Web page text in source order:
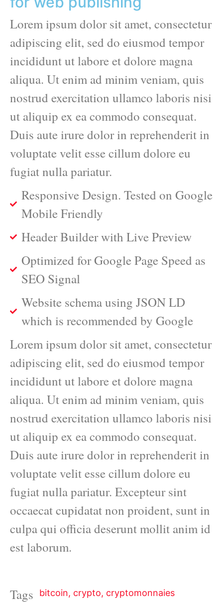
Lorem ipsum dolor sit amet, consectetur
adipiscing elit, sed do eiusmod tempor
incididunt ut labore et dolore magna
aliqua. Ut enim ad minim veniam, quis
nostrud exercitation ullamco laboris nisi
ut aliquip ex ea commodo consequat.
Duis aute irure dolor in reprehenderit in
voluptate velit esse cillum dolore eu
fugiat nulla pariatur.
Responsive Design. Tested on Google
Mobile Friendly
Header Builder with Live Preview
Optimized for Google Page Speed as
SEO Signal
Website schema using JSON LD
which is recommended by Google
Lorem ipsum dolor sit amet, consectetur
adipiscing elit, sed do eiusmod tempor
incididunt ut labore et dolore magna
aliqua. Ut enim ad minim veniam, quis
nostrud exercitation ullamco laboris nisi
ut aliquip ex ea commodo consequat.
Duis aute irure dolor in reprehenderit in
voluptate velit esse cillum dolore eu
fugiat nulla pariatur. Excepteur sint
occaecat cupidatat non proident, sunt in
culpa qui officia deserunt mollit anim id
est laborum.
Tags bitcoin, crypto, cryptomonnaies